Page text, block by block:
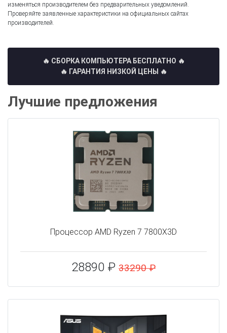
изменяться производителем без предварительных уведомлений.
Проверяйте заявленные характеристики на официальных сайтах
производителей.
🔥 СБОРКА КОМПЬЮТЕРА БЕСПЛАТНО 🔥
🔥 ГАРАНТИЯ НИЗКОЙ ЦЕНЫ 🔥
Лучшие предложения
Процессор AMD Ryzen 7 7800X3D
28890 ₽ 33290 ₽